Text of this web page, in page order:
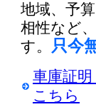
地域、予
相性など
す。 只今
車庫証
こちら